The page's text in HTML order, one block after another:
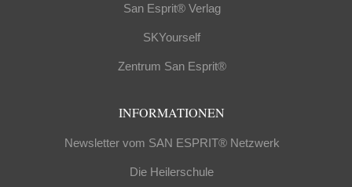
San Esprit® Verlag
SKYourself
Zentrum San Esprit®
INFORMATIONEN
Newsletter vom SAN ESPRIT® Netzwerk
Die Heilerschule